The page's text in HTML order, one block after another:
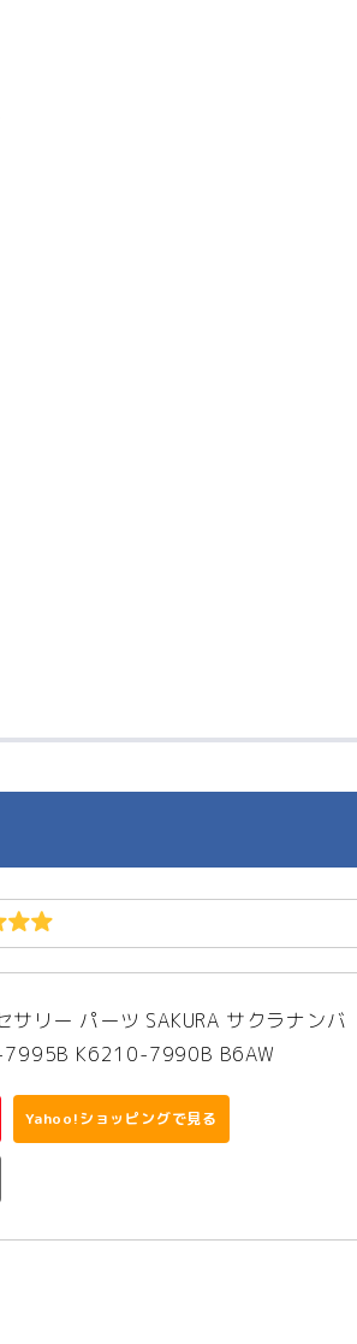
サリー パーツ SAKURA サクラナンバ
7995B K6210-7990B B6AW
Yahoo!ショッピングで見る